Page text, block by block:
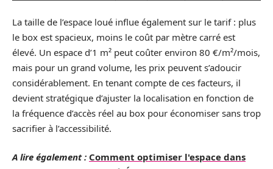
La taille de l’espace loué influe également sur le tarif : plus
le box est spacieux, moins le coût par mètre carré est
élevé. Un espace d’1 m² peut coûter environ 80 €/m²/mois,
mais pour un grand volume, les prix peuvent s’adoucir
considérablement. En tenant compte de ces facteurs, il
devient stratégique d’ajuster la localisation en fonction de
la fréquence d’accès réel au box pour économiser sans trop
sacrifier à l’accessibilité.
A lire également : Comment optimiser l'espace dans